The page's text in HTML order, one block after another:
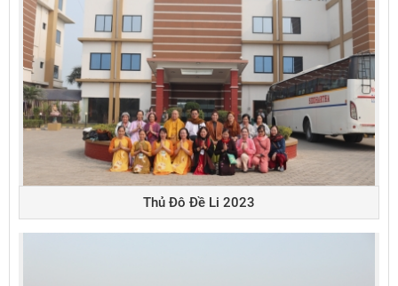
Thủ Đô Đề Li 2023